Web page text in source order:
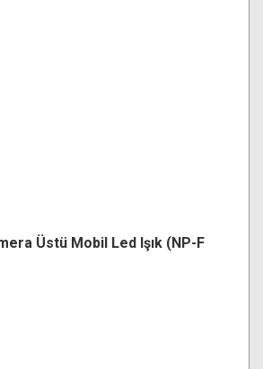
Üstü Mobil Led Işık (NP-F